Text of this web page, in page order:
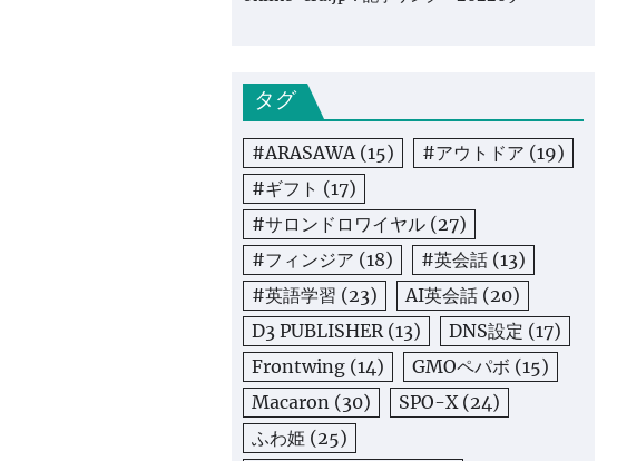
タグ
#ARASAWA(15) #アウトドア (19)
#ギフト (17)
#サロンドロワイヤル (27)
#フィンジア (18) #英会話 (13)
#英語学習 (23) AI英会話 (20)
D3 PUBLISHER(13) DNS設定 (17)
Frontwing (14) GMOペパボ (15)
Macaron (30) SPO-X(24)
ふわ姫 (25)